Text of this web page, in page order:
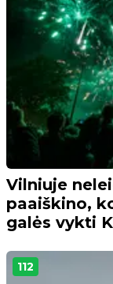
Vilniuje
paaiškino,
galės vykti
112